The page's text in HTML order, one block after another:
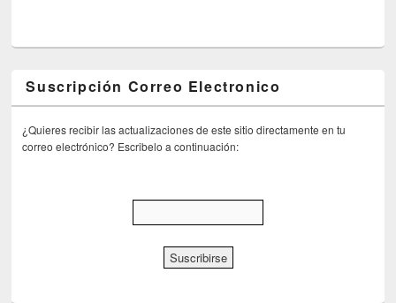
Suscripción Correo Electronico
¿Quieres recibir las actualizaciones de este sitio directamente en tu
correo electrónico? Escribelo a continuación: